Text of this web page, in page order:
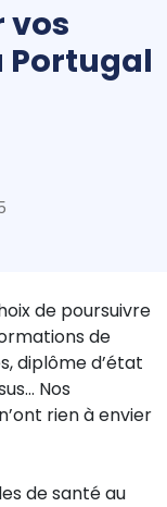
vos
Portugal
de poursuivre
de
diplôme d’état
Nos
rien à envier
de santé au